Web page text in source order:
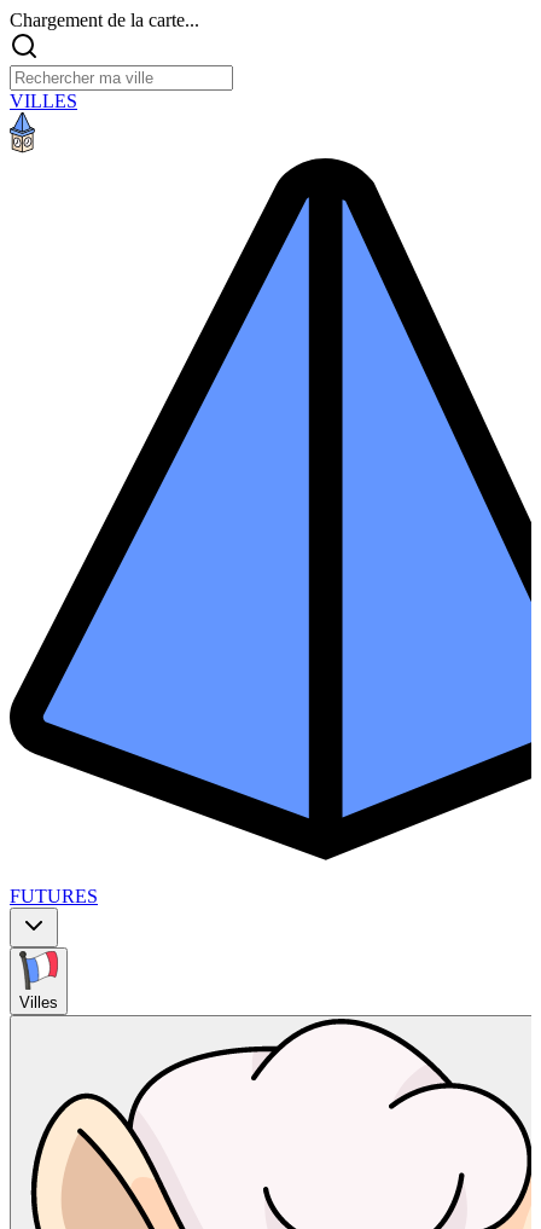
Chargement de la carte...
VILLES
FUTURES
Villes